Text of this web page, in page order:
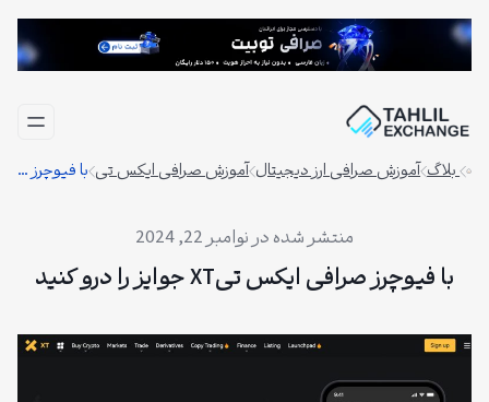
رفتن
بلاگ آموزش صرافی ارز دیجیتال آموزش صرافی ایکس تی با فیوچرز صرافی ایکس تیXT جوایز را درو کنید
نوامبر 22, 2024
با فیوچرز صرافی ایکس تیXT جوایز را درو کنید